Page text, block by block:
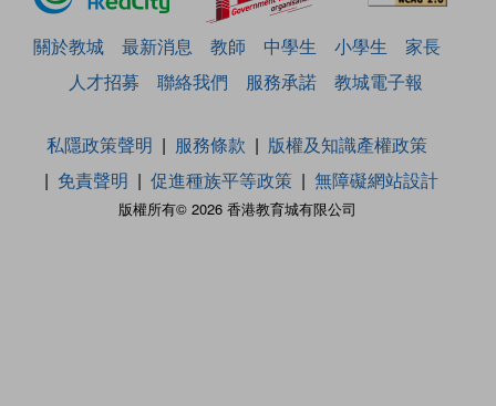
關於教城 最新消息 教師 中學生 小學生
家長
人才招募
聯絡我們 服務承諾 教城電子報
版權所有© 2026 香港教育城有限公司
私隱政策聲明 服務條款
版權及知識產權政策
免責聲明
促進種族平等政策 無障礙網站設計